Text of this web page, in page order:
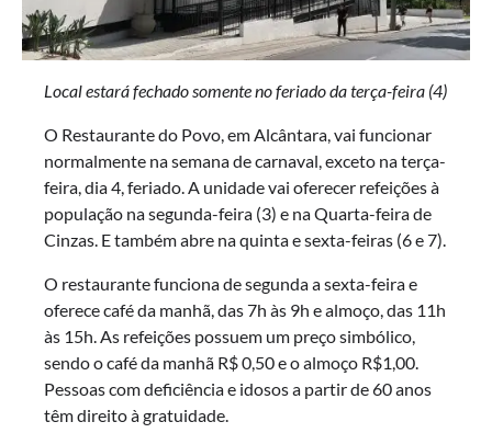
Local estará fechado somente no feriado da terça-feira (4)
O Restaurante do Povo, em Alcântara, vai funcionar
normalmente na semana de carnaval, exceto na terça-
feira, dia 4, feriado. A unidade vai oferecer refeições à
população na segunda-feira (3) e na Quarta-feira de
Cinzas. E também abre na quinta e sexta-feiras (6 e 7).
O restaurante funciona de segunda a sexta-feira e
oferece café da manhã, das 7h às 9h e almoço, das 11h
às 15h. As refeições possuem um preço simbólico,
sendo o café da manhã R$ 0,50 e o almoço R$1,00.
Pessoas com deficiência e idosos a partir de 60 anos
têm direito à gratuidade.